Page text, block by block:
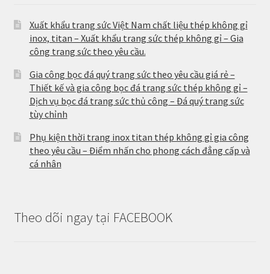
Xuất khẩu trang sức Việt Nam chất liệu thép không gỉ
inox, titan – Xuất khẩu trang sức thép không gỉ – Gia
công trang sức theo yêu cầu.
Gia công bọc đá quý trang sức theo yêu cầu giá rẻ –
Thiết kế và gia công bọc đá trang sức thép không gỉ –
Dịch vụ bọc đá trang sức thủ công – Đá quý trang sức
tùy chỉnh
Phụ kiện thời trang inox titan thép không gỉ gia công
theo yêu cầu – Điểm nhấn cho phong cách đẳng cấp và
cá nhân
Theo dõi ngay tại FACEBOOK